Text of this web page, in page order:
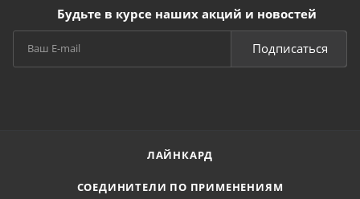
Будьте в курсе наших акций и новостей
Подписаться
ЛАЙНКАРД
СОЕДИНИТЕЛИ ПО ПРИМЕНЕНИЯМ